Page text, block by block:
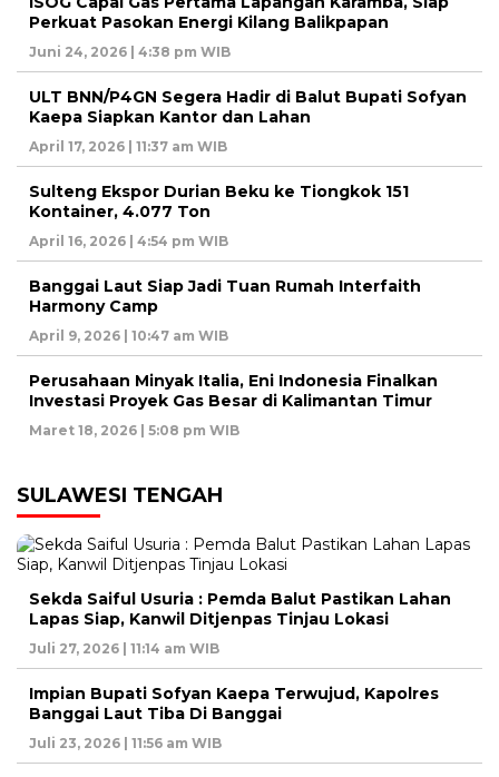
Perkuat Pasokan Energi Kilang Balikpapan
Juni 24, 2026 | 4:38 pm WIB
ULT BNN/P4GN Segera Hadir di Balut Bupati Sofyan
Kaepa Siapkan Kantor dan Lahan
April 17, 2026 | 11:37 am WIB
Sulteng Ekspor Durian Beku ke Tiongkok 151
Kontainer, 4.077 Ton
April 16, 2026 | 4:54 pm WIB
Banggai Laut Siap Jadi Tuan Rumah Interfaith
Harmony Camp
April 9, 2026 | 10:47 am WIB
Perusahaan Minyak Italia, Eni Indonesia Finalkan
Investasi Proyek Gas Besar di Kalimantan Timur
Maret 18, 2026 | 5:08 pm WIB
SULAWESI TENGAH
Sekda Saiful Usuria : Pemda Balut Pastikan Lahan
Lapas Siap, Kanwil Ditjenpas Tinjau Lokasi
Juli 27, 2026 | 11:14 am WIB
Impian Bupati Sofyan Kaepa Terwujud, Kapolres
Banggai Laut Tiba Di Banggai
Juli 23, 2026 | 11:56 am WIB